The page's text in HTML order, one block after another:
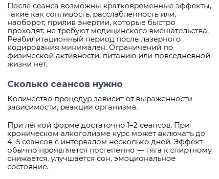
После сеанса возможны кратковременные эффекты,
такие как сонливость, расслабленность или,
наоборот, прилив энергии, которые быстро
проходят, не требуют медицинского вмешательства.
Реабилитационный период после лазерного
кодирования минимален. Ограничений по
физической активности, питанию или повседневной
жизни нет.
Сколько сеансов нужно
Количество процедур зависит от выраженности
зависимости, реакции организма.
При лёгкой форме достаточно 1–2 сеансов. При
хроническом алкоголизме курс может включать до
4–5 сеансов с интервалом несколько дней. Эффект
обычно проявляется постепенно — тяга к спиртному
снижается, улучшается сон, эмоциональное
состояние.